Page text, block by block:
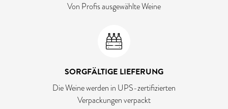
Von Profis ausgewählte Weine
SORGFÄLTIGE LIEFERUNG
Die Weine werden in UPS-zertifizierten
Verpackungen verpackt